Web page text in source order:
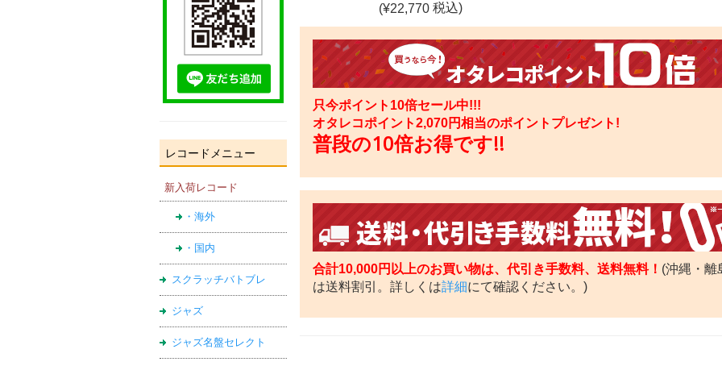
レコードメニュー
新入荷レコード
・海外
・国内
スクラッチバトブレ
ジャズ
ジャズ名盤セレクト
(¥22,770 税込)
只今ポイント10倍セール中!!!
オタレコポイント2,070円相当のポイントプレゼント!
普段の10倍お得です!!
合計10,000円以上のお買い物は、代引き手数料、送料無料！ (沖縄・離
は送料割引。詳しくは詳細にて確認ください。)